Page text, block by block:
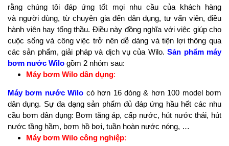
rằng chúng tôi đáp ứng tốt mọi nhu cầu của khách hàng
và người dùng, từ chuyên gia đến dân dụng, tư vấn viên, điều
hành viên hay tổng thầu. Điều này đồng nghĩa với việc giúp cho
cuộc sống và công việc trở nên dễ dàng và tiện lợi thông qua
các sản phẩm, giải pháp và dịch vụ của Wilo.Sản phẩm máy
bơm nước Wilo gồm 2 nhóm sau:
Máy bơm Wilo dân dụng:
Máy bơm nước Wilo có hơn 16 dòng & hơn 100 model bơm
dân dụng. Sự đa dạng sản phẩm đủ đáp ứng hầu hết các nhu
cầu bơm dân dụng: Bơm tăng áp, cấp nước, hút nước thải, hút
nước tầng hầm, bơm hồ bơi, tuần hoàn nước nóng, …
Máy bơm Wilo công nghiệp: